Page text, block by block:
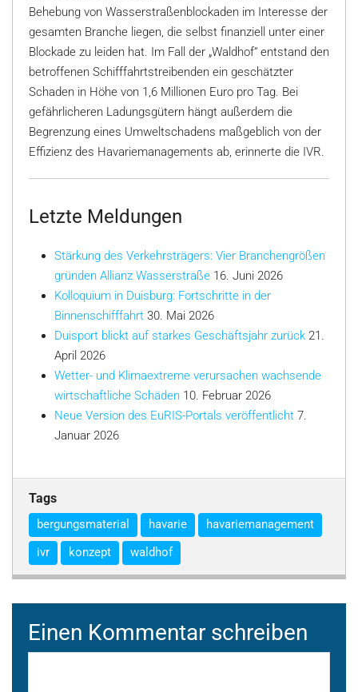
Behebung von Wasserstraßenblockaden im Interesse der
gesamten Branche liegen, die selbst finanziell unter einer
Blockade zu leiden hat. Im Fall der „Waldhof“ entstand den
betroffenen Schifffahrtstreibenden ein geschätzter
Schaden in Höhe von 1,6 Millionen Euro pro Tag. Bei
gefährlicheren Ladungsgütern hängt außerdem die
Begrenzung eines Umweltschadens maßgeblich von der
Effizienz des Havariemanagements ab, erinnerte die IVR.
Letzte Meldungen
Stärkung des Verkehrsträgers: Vier Branchengrößen
gründen Allianz Wasserstraße 16. Juni 2026
Kolloquium in Duisburg: Fortschritte in der
Binnenschifffahrt 30. Mai 2026
Duisport blickt auf starkes Geschäftsjahr zurück 21.
April 2026
Wetter- und Klimaextreme verursachen wachsende
wirtschaftliche Schäden 10. Februar 2026
Neue Version des EuRIS-Portals veröffentlicht 7.
Januar 2026
Tags
bergungsmaterial havarie
havariemanagement
ivr
konzept waldhof
Einen Kommentar schreiben